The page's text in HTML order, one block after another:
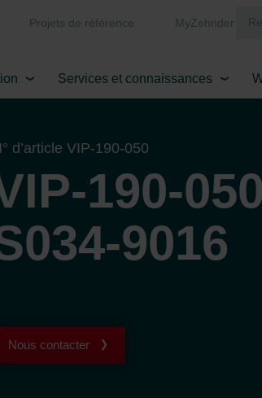
Projets de référence MyZehnder
Services et connaissances
d’article VIP-190-050
190-
9016
Nous contacter